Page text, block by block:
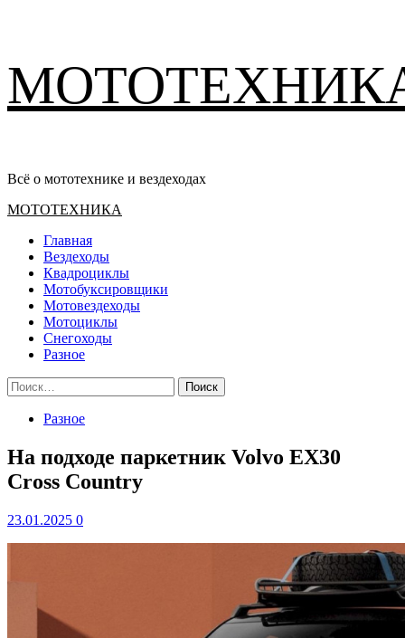
содержимому
Всё о мототехнике и вездеходах
Основное
МОТОТЕХНИКА
Главная
Вездеходы
Квадроциклы
Мотобуксировщики
Мотовездеходы
Мотоциклы
Снегоходы
Разное
Найти:
Разное
На подходе паркетник Volvo EX30
Cross Country
23.01.2025 0